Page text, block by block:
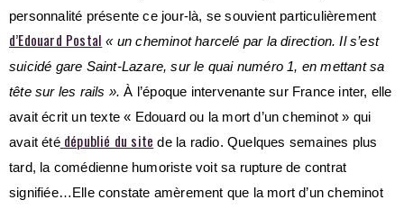
personnalité présente ce jour-là, se souvient particulièrement
d’Edouard Postal « un cheminot harcelé par la direction. Il s’est
suicidé gare Saint-Lazare, sur le quai numéro 1, en mettant sa
tête sur les rails ». À l’époque intervenante sur France inter, elle
avait écrit un texte « Edouard ou la mort d’un cheminot » qui
avait étédépublié du site de la radio. Quelques semaines plus
tard, la comédienne humoriste voit sa rupture de contrat
signifiée…Elle constate amèrement que la mort d’un cheminot